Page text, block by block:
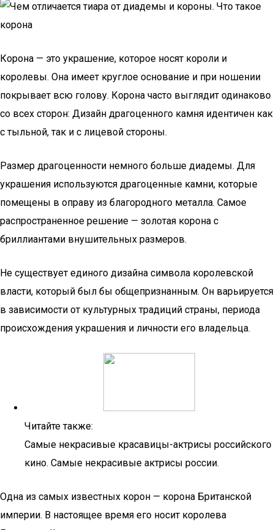
Корона — это украшение, которое носят короли и
королевы. Она имеет круглое основание и при ношении
покрывает всю голову. Корона часто выглядит одинаково
со всех сторон: Дизайн драгоценного камня идентичен как
с тыльной, так и с лицевой стороны.
Размер драгоценности немного больше диадемы. Для
украшения используются драгоценные камни, которые
помещены в оправу из благородного металла. Самое
распространенное решение — золотая корона с
бриллиантами внушительных размеров.
Не существует единого дизайна символа королевской
власти, который был бы общепризнанным. Он варьируется
в зависимости от культурных традиций страны, периода
происхождения украшения и личности его владельца.
Читайте также:
Самые некрасивые красавицы-актрисы российского
кино. Самые некрасивые актрисы россии.
Одна из самых известных корон — корона Британской
империи. В настоящее время его носит королева